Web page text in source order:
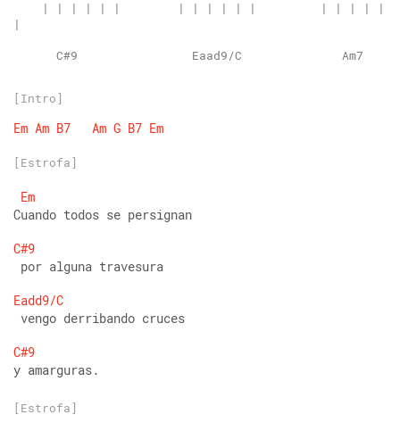
      C#9                Eaad9/C              Am7
[Intro]
Em Am B7 Am G B7 Em
[Estrofa]
Em
Cuando todos se persignan
C#9
por alguna travesura
Eadd9/C
vengo derribando cruces
C#9
y amarguras.
[Estrofa]